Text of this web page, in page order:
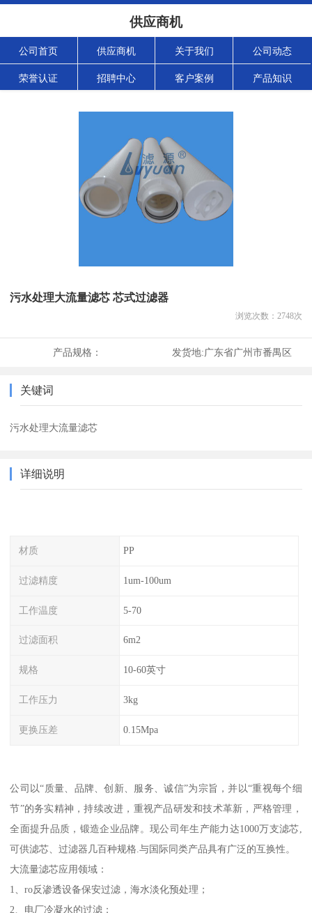
供应商机
公司首页 供应商机 关于我们 公司动态
荣誉认证 招聘中心 客户案例 产品知识
污水处理大流量滤芯 芯式过滤器
浏览次数： 2748次
产品规格： 发货地:广东省广州市番禺区
关键词
污水处理大流量滤芯
详细说明
材质 PP
过滤精度 1um-100um
工作温度 5-70
过滤面积 6m2
规格 10-60英寸
工作压力 3kg
更换压差 0.15Mpa
公司以“质量、品牌、创新、服务、诚信”为宗旨，并以“重视每个细
节”的务实精神，持续改进，重视产品研发和技术革新，严格管理，
全面提升品质，锻造企业品牌。现公司年生产能力达1000万支滤芯,
可供滤芯、过滤器几百种规格.与国际同类产品具有广泛的互换性。
大流量滤芯应用领域：
1、ro反渗透设备保安过滤，海水淡化预处理；
2、电厂冷凝水的过滤；